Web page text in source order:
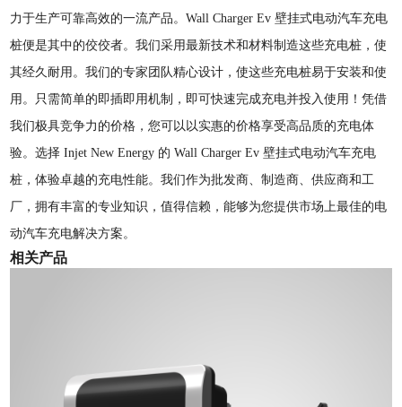
力于生产可靠高效的一流产品。Wall Charger Ev 壁挂式电动汽车充电
桩便是其中的佼佼者。我们采用最新技术和材料制造这些充电桩，使
其经久耐用。我们的专家团队精心设计，使这些充电桩易于安装和使
用。只需简单的即插即用机制，即可快速完成充电并投入使用！凭借
我们极具竞争力的价格，您可以以实惠的价格享受高品质的充电体
验。选择 Injet New Energy 的 Wall Charger Ev 壁挂式电动汽车充电
桩，体验卓越的充电性能。我们作为批发商、制造商、供应商和工
厂，拥有丰富的专业知识，值得信赖，能够为您提供市场上最佳的电
动汽车充电解决方案。
相关产品